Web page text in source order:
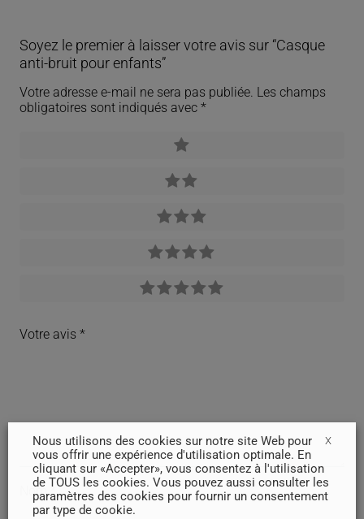
Soyez le premier à laisser votre avis sur “Casque
anti-bruit pour enfants”
Votre adresse e-mail ne sera pas publiée. Les champs
obligatoires sont indiqués avec *
Votre avis *
Nom*
X
Nous utilisons des cookies sur notre site Web pour
vous offrir une expérience d'utilisation optimale. En
cliquant sur «Accepter», vous consentez à l'utilisation
de TOUS les cookies. Vous pouvez aussi consulter les
paramètres des cookies pour fournir un consentement
par type de cookie.